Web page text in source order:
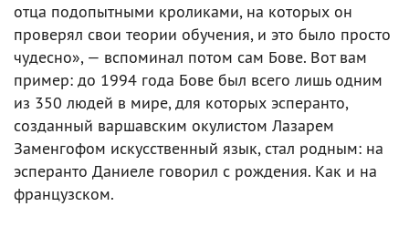
отца подопытными кроликами, на которых он
проверял свои теории обучения, и это было просто
чудесно», — вспоминал потом сам Бове. Вот вам
пример: до 1994 года Бове был всего лишь одним
из 350 людей в мире, для которых эсперанто,
созданный варшавским окулистом Лазарем
Заменгофом искусственный язык, стал родным: на
эсперанто Даниеле говорил с рождения. Как и на
французском.